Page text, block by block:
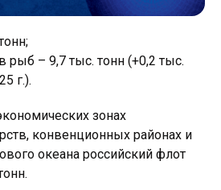
рыб – 9,7 тыс. тонн (+0,2 тыс.
г.).
зонах
конвенционных районах и
океана российский флот